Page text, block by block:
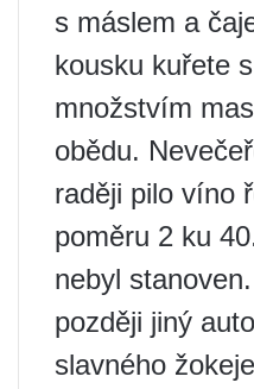
s máslem a
kousku kuřete
množstvím
obědu.
raději pilo víno
poměru 2 ku
nebyl
později jiný
slavného